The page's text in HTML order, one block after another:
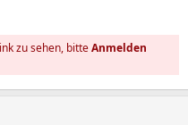
zu sehen, bitteAnmelden